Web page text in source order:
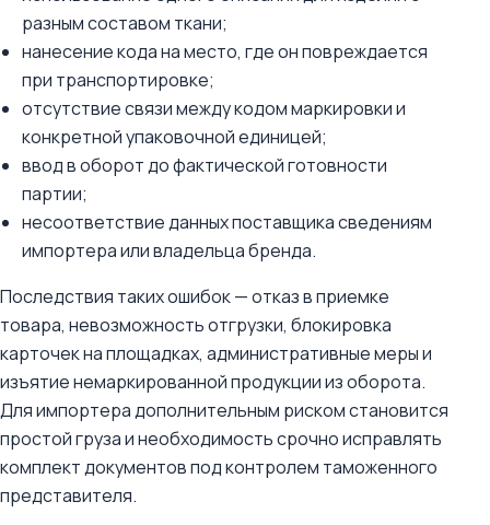
разным составом ткани;
нанесение кода на место, где он повреждается
при транспортировке;
отсутствие связи между кодом маркировки и
конкретной упаковочной единицей;
ввод в оборот до фактической готовности
партии;
несоответствие данных поставщика сведениям
импортера или владельца бренда.
Последствия таких ошибок — отказ в приемке
товара, невозможность отгрузки, блокировка
карточек на площадках, административные меры и
изъятие немаркированной продукции из оборота.
Для импортера дополнительным риском становится
простой груза и необходимость срочно исправлять
комплект документов под контролем таможенного
представителя.